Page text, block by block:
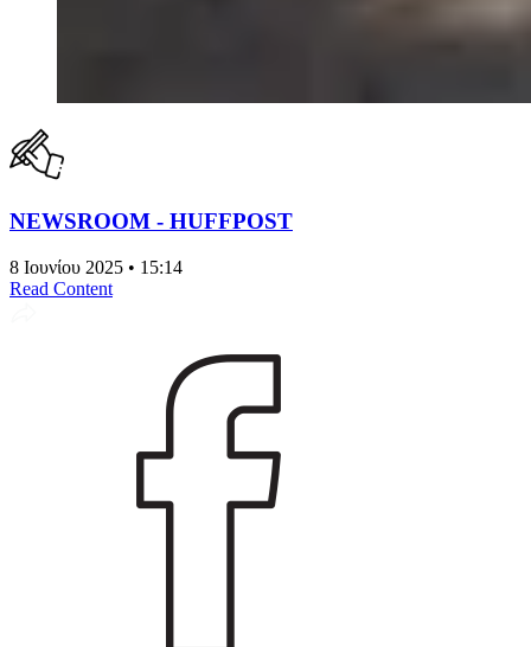
NEWSROOM - HUFFPOST
8 Ιουνίου 2025 • 15:14
Read Content